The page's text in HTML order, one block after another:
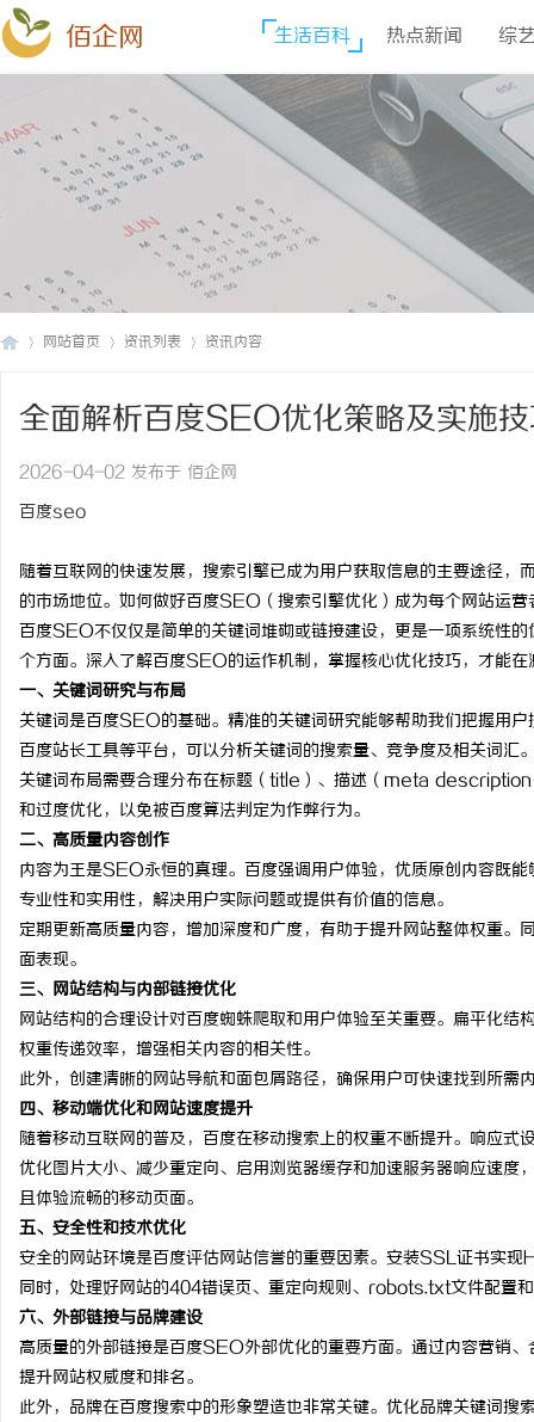
佰企网 生活百科 热点新闻 综
网站首页 资讯列表 资讯内容
全面解析百度SEO优化策略及实施
2026-04-02 发布于 佰企网
百度seo
随着互联网的快速发展，搜索引擎已成为用户获取信息的主要途径
的市场地位。如何做好百度SEO（搜索引擎优化）成为每个网站运营
百度SEO不仅仅是简单的关键词堆砌或链接建设，更是一项系统性
个方面。深入了解百度SEO的运作机制，掌握核心优化技巧，才能
一、关键词研究与布局
关键词是百度SEO的基础。精准的关键词研究能够帮助我们把握用
百度站长工具等平台，可以分析关键词的搜索量、竞争度及相关词汇
关键词布局需要合理分布在标题（title）、描述（meta
和过度优化，以免被百度算法判定为作弊行为。
二、高质量内容创作
内容为王是SEO永恒的真理。百度强调用户体验，优质原创内容既
专业性和实用性，解决用户实际问题或提供有价值的信息。
定期更新高质量内容，增加深度和广度，有助于提升网站整体权重
面表现。
三、网站结构与内部链接优化
网站结构的合理设计对百度蜘蛛爬取和用户体验至关重要。扁平化
权重传递效率，增强相关内容的相关性。
此外，创建清晰的网站导航和面包屑路径，确保用户可快速找到所需
四、移动端优化和网站速度提升
随着移动互联网的普及，百度在移动搜索上的权重不断提升。响应
优化图片大小、减少重定向、启用浏览器缓存和加速服务器响应速
且体验流畅的移动页面。
五、安全性和技术优化
安全的网站环境是百度评估网站信誉的重要因素。安装SSL证书实
同时，处理好网站的404错误页、重定向规则、robots.txt文件配置
六、外部链接与品牌建设
高质量的外部链接是百度SEO外部优化的重要方面。通过内容营销
提升网站权威度和排名。
此外，品牌在百度搜索中的形象塑造也非常关键。优化品牌关键词